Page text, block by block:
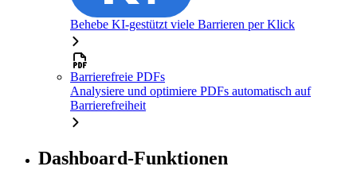
Behebe KI-gestützt viele Barrieren per Klick
Barrierefreie PDFs
Analysiere und optimiere PDFs automatisch auf
Barrierefreiheit
Dashboard-Funktionen